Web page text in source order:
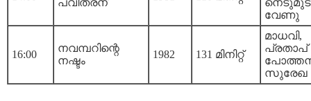
വേണു
16:00
നവമ്പറിന്റെ
നഷ്ടം
1982 131 മിനിറ്റ്‌
മാധവി,
പ്രതാപ്
സുരേഖ